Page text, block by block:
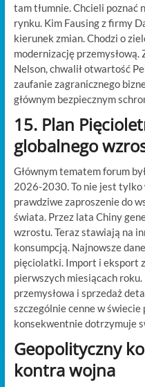
tam tłumnie. Chcieli poznać
rynku. Kim Fausing z firmy
kierunek zmian. Chodzi o
modernizację
Nelson, chwalił otwartość
zaufanie zagranicznego
głównym bezpiecznym
15. Plan
globalnego
Głównym tematem forum
2026-2030. To nie jest tylko
prawdziwe zaproszenie do
świata. Przez lata Chiny
wzrostu. Teraz stawiają na
konsumpcją. Najnowsze
pięciolatki. Import i eksport
pierwszych miesiącach
przemysłowa i sprzedaż
szczególnie cenne w
konsekwentnie dotrzymuje
Geopolityczny
kontra wojna